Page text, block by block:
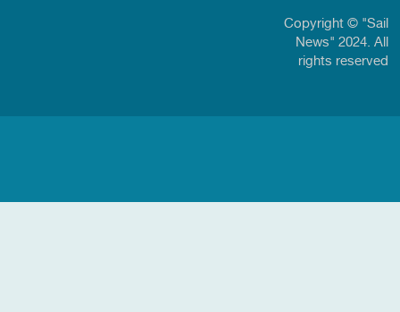
Copyright © "Sail
News" 2024. All
rights reserved